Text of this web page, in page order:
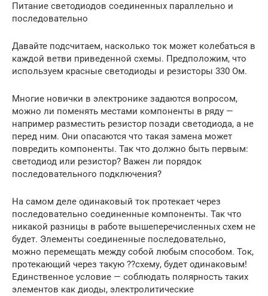
Питание светодиодов соединенных параллельно и
последовательно
Давайте подсчитаем, насколько ток может колебаться в
каждой ветви приведенной схемы. Предположим, что
используем красные светодиоды и резисторы 330 Ом.
Многие новички в электронике задаются вопросом,
можно ли поменять местами компоненты в ряду —
например разместить резистор позади светодиода, а не
перед ним. Они опасаются что такая замена может
повредить компоненты. Так что должно быть первым:
светодиод или резистор? Важен ли порядок
последовательного подключения?
На самом деле одинаковый ток протекает через
последовательно соединенные компоненты. Так что
никакой разницы в работе вышеперечисленных схем не
будет. Элементы соединенные последовательно,
можно перемещать между собой любым способом. Ток,
протекающий через такую ??схему, будет одинаковым!
Единственное условие — соблюдать полярность таких
элементов как диоды, электролитические